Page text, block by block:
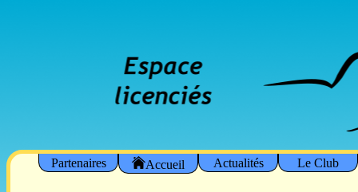
Partenaires Accueil Actualités Le Club